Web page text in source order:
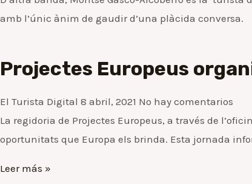
amb l’únic ànim de gaudir d’una plàcida conversa.
Projectes Europeus
El Turista Digital 8 abril, 2021 No hay comentarios
La regidoria de Projectes Europeus, a través de
oportunitats que Europa els brinda. Esta jornada
Leer más »